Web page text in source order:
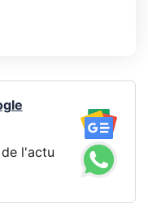
l'actu